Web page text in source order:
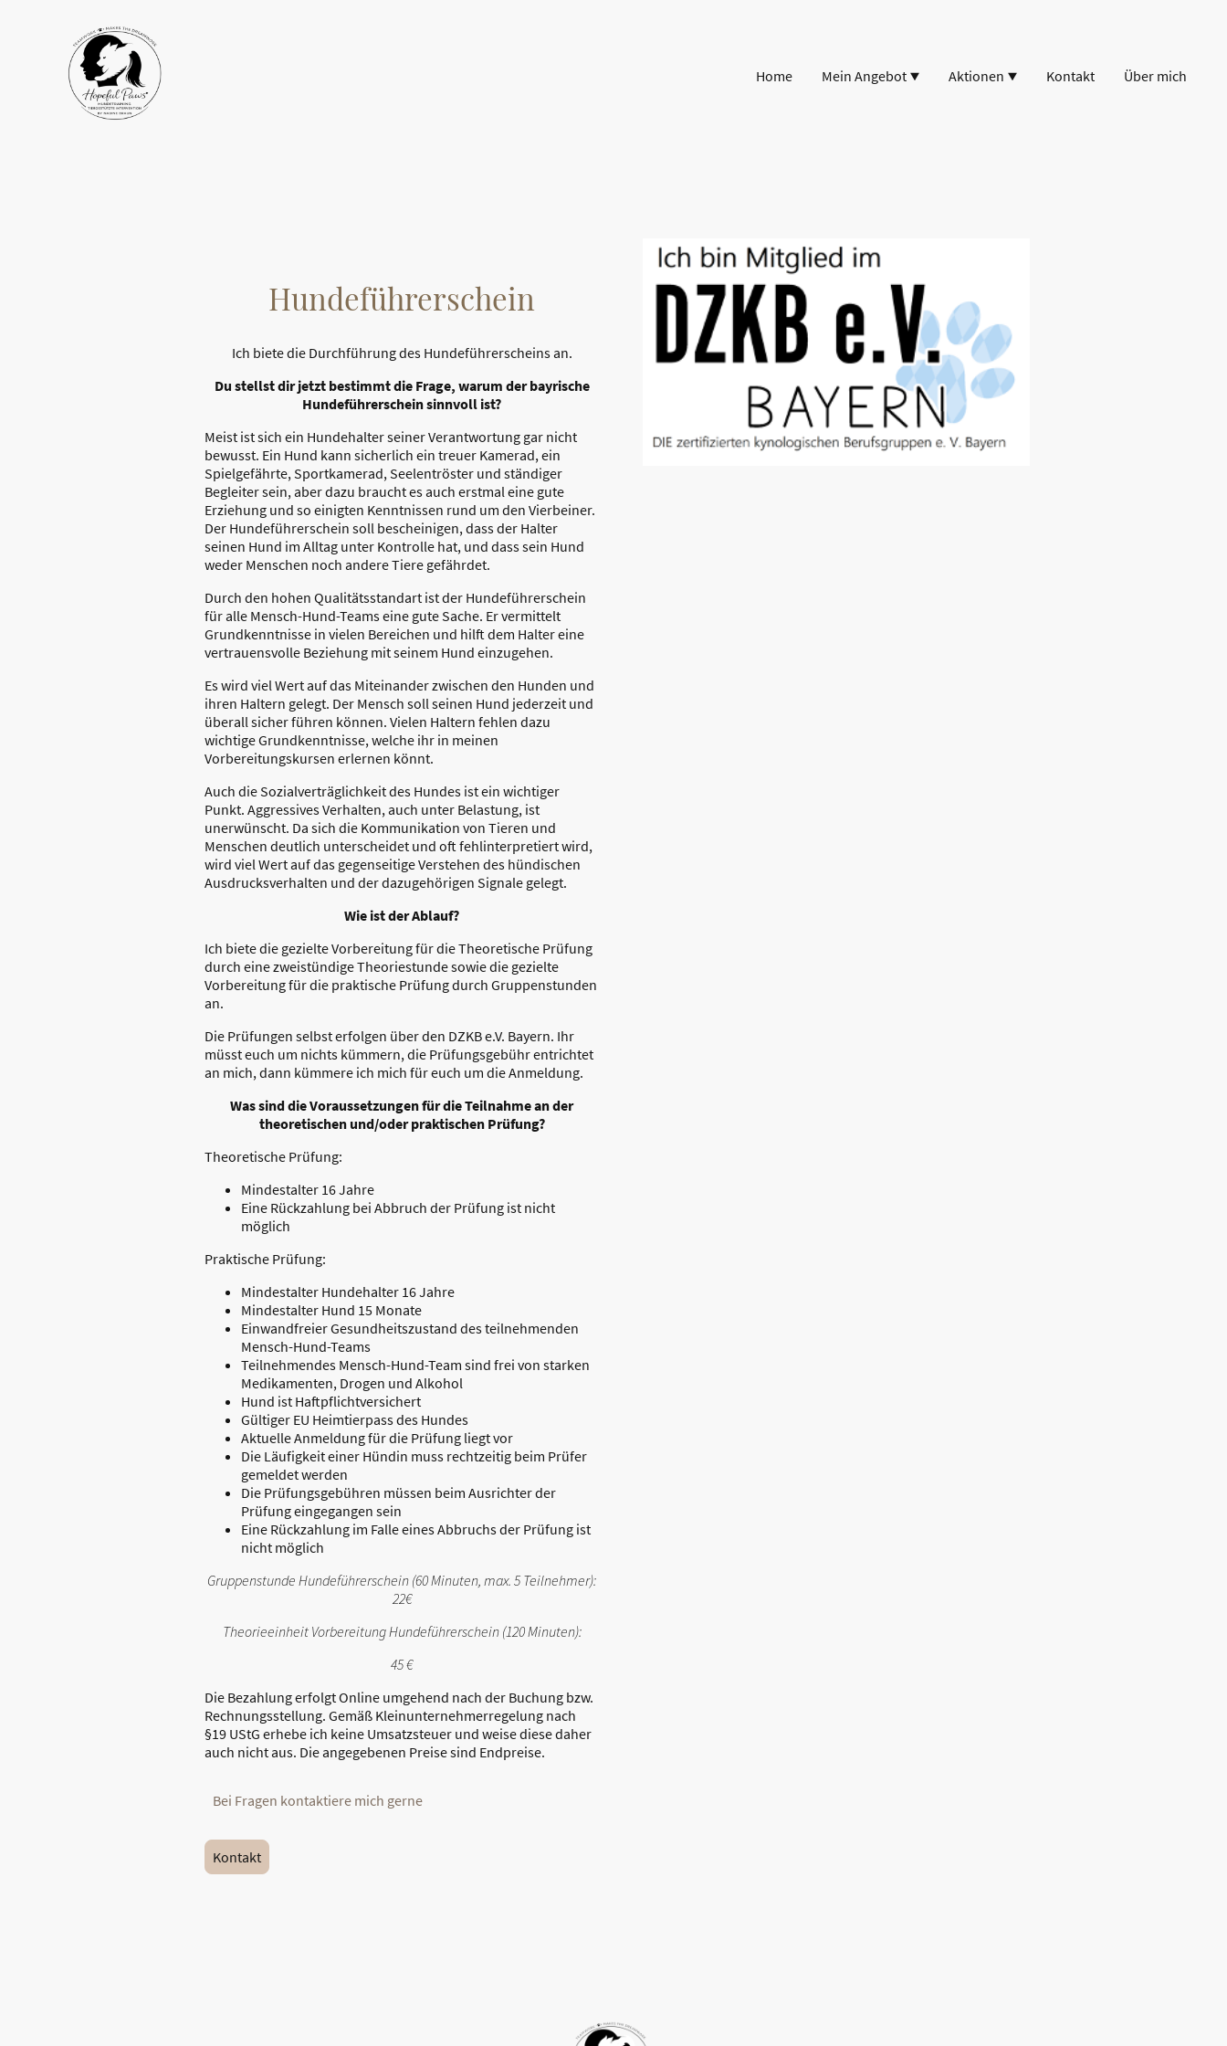
Home Mein Angebot Aktionen Kontakt Über mich
Hundeführerschein
Ich biete die Durchführung des Hundeführerscheins an.
Du stellst dir jetzt bestimmt die Frage, warum der bayrische
Hundeführerschein sinnvoll ist?
Meist ist sich ein Hundehalter seiner Verantwortung gar nicht
bewusst. Ein Hund kann sicherlich ein treuer Kamerad, ein
Spielgefährte, Sportkamerad, Seelentröster und ständiger
Begleiter sein, aber dazu braucht es auch erstmal eine gute
Erziehung und so einigten Kenntnissen rund um den Vierbeiner.
Der Hundeführerschein soll bescheinigen, dass der Halter
seinen Hund im Alltag unter Kontrolle hat, und dass sein Hund
weder Menschen noch andere Tiere gefährdet.
Durch den hohen Qualitätsstandart ist der Hundeführerschein
für alle Mensch-Hund-Teams eine gute Sache. Er vermittelt
Grundkenntnisse in vielen Bereichen und hilft dem Halter eine
vertrauensvolle Beziehung mit seinem Hund einzugehen.
Es wird viel Wert auf das Miteinander zwischen den Hunden und
ihren Haltern gelegt. Der Mensch soll seinen Hund jederzeit und
überall sicher führen können. Vielen Haltern fehlen dazu
wichtige Grundkenntnisse, welche ihr in meinen
Vorbereitungskursen erlernen könnt.
Auch die Sozialverträglichkeit des Hundes ist ein wichtiger
Punkt. Aggressives Verhalten, auch unter Belastung, ist
unerwünscht. Da sich die Kommunikation von Tieren und
Menschen deutlich unterscheidet und oft fehlinterpretiert wird,
wird viel Wert auf das gegenseitige Verstehen des hündischen
Ausdrucksverhalten und der dazugehörigen Signale gelegt.
Wie ist der Ablauf?
Ich biete die gezielte Vorbereitung für die Theoretische Prüfung
durch eine zweistündige Theoriestunde sowie die gezielte
Vorbereitung für die praktische Prüfung durch Gruppenstunden
an.
Die Prüfungen selbst erfolgen über den DZKB e.V. Bayern. Ihr
müsst euch um nichts kümmern, die Prüfungsgebühr entrichtet
an mich, dann kümmere ich mich für euch um die Anmeldung.
Was sind die Voraussetzungen für die Teilnahme an der
theoretischen und/oder praktischen Prüfung?
Theoretische Prüfung:
Mindestalter 16 Jahre
Eine Rückzahlung bei Abbruch der Prüfung ist nicht
möglich
Praktische Prüfung:
Mindestalter Hundehalter 16 Jahre
Mindestalter Hund 15 Monate
Einwandfreier Gesundheitszustand des teilnehmenden
Mensch-Hund-Teams
Teilnehmendes Mensch-Hund-Team sind frei von starken
Medikamenten, Drogen und Alkohol
Hund ist Haftpflichtversichert
Gültiger EU Heimtierpass des Hundes
Aktuelle Anmeldung für die Prüfung liegt vor
Die Läufigkeit einer Hündin muss rechtzeitig beim Prüfer
gemeldet werden
Die Prüfungsgebühren müssen beim Ausrichter der
Prüfung eingegangen sein
Eine Rückzahlung im Falle eines Abbruchs der Prüfung ist
nicht möglich
Gruppenstunde Hundeführerschein (60 Minuten, max. 5 Teilnehmer):
22€
Theorieeinheit Vorbereitung Hundeführerschein (120 Minuten):
45 €
Die Bezahlung erfolgt Online umgehend nach der Buchung bzw.
Rechnungsstellung. Gemäß Kleinunternehmerregelung nach
§19 UStG erhebe ich keine Umsatzsteuer und weise diese daher
auch nicht aus. Die angegebenen Preise sind Endpreise.
Bei Fragen kontaktiere mich gerne
Kontakt